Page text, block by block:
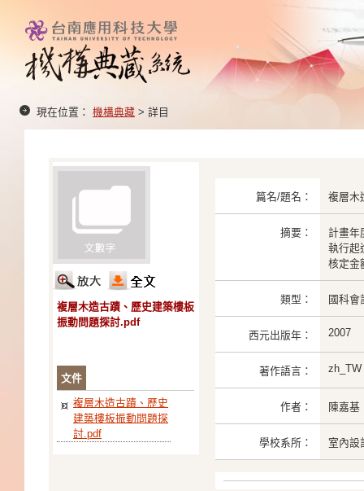
現在位置： 機構典藏 > 詳目
複層木造古蹟、歷史建築樓板
振動問題探討.pdf
文件
複層木造古蹟、歷史
建築樓板振動問題探
討.pdf
篇名/題名： 複層木
摘要：
計畫年
執行起
核定金
類型： 國科會
西元出版年： 2007
著作語言： zh_TW
作者： 陳嘉基
學校系所： 室內設